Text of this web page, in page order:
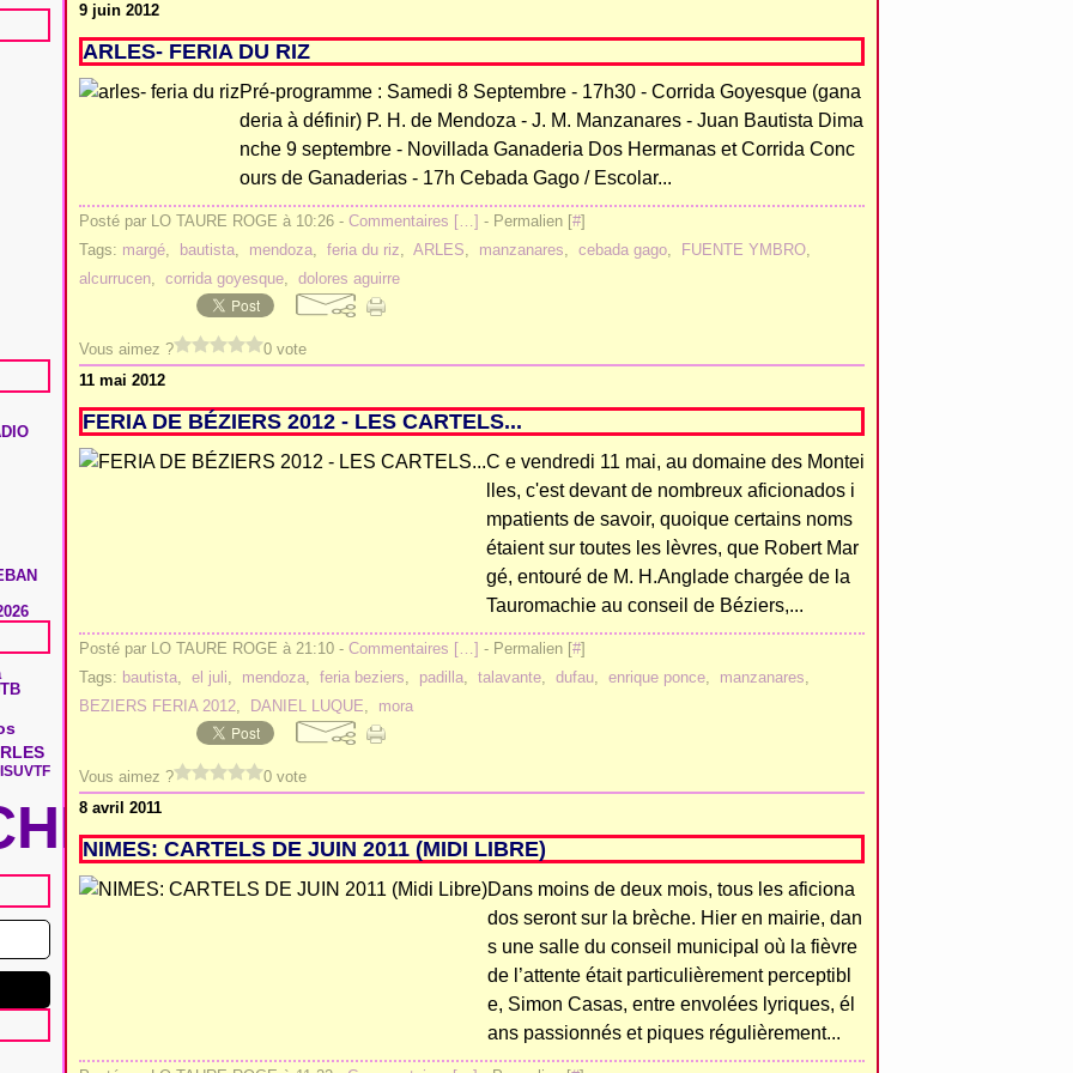
UVTF
9 juin 2012
ARLES- FERIA DU RIZ
Pré-programme : Samedi 8 Septembre - 17h30 - Corrida Goyesque (gana
deria à définir) P. H. de Mendoza - J. M. Manzanares - Juan Bautista Dima
nche 9 septembre - Novillada Ganaderia Dos Hermanas et Corrida Conc
ours de Ganaderias - 17h Cebada Gago / Escolar...
Posté par LO TAURE ROGE à 10:26 - Commentaires […] - Permalien [#]
Tags: margé, bautista, mendoza, feria du riz, ARLES, manzanares, cebada gago, FUENTE YMBRO,
alcurrucen, corrida goyesque, dolores aguirre
Vous aimez ?
0 vote
11 mai 2012
FERIA DE BÉZIERS 2012 - LES CARTELS...
C e vendredi 11 mai, au domaine des Montei
lles, c'est devant de nombreux aficionados i
mpatients de savoir, quoique certains noms
étaient sur toutes les lèvres, que Robert Mar
gé, entouré de M. H.Anglade chargée de la
Tauromachie au conseil de Béziers,...
Posté par LO TAURE ROGE à 21:10 - Commentaires […] - Permalien [#]
Tags: bautista, el juli, mendoza, feria beziers, padilla, talavante, dufau, enrique ponce, manzanares,
BEZIERS FERIA 2012, DANIEL LUQUE, mora
Vous aimez ?
0 vote
8 avril 2011
NIMES: CARTELS DE JUIN 2011 (MIDI LIBRE)
Dans moins de deux mois, tous les aficiona
dos seront sur la brèche. Hier en mairie, dan
s une salle du conseil municipal où la fièvre
de l’attente était particulièrement perceptibl
e, Simon Casas, entre envolées lyriques, él
ans passionnés et piques régulièrement...